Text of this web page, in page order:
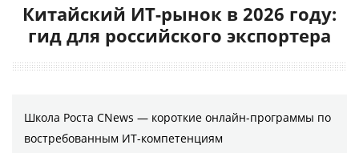
Китайский ИТ-рынок в 2026 году:
гид для российского экспортера
Школа Роста CNews — короткие онлайн-программы по
востребованным ИТ-компетенциям